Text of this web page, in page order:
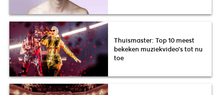
Thuismaster: Top 10 meest
bekeken muziekvideo’s tot nu
toe